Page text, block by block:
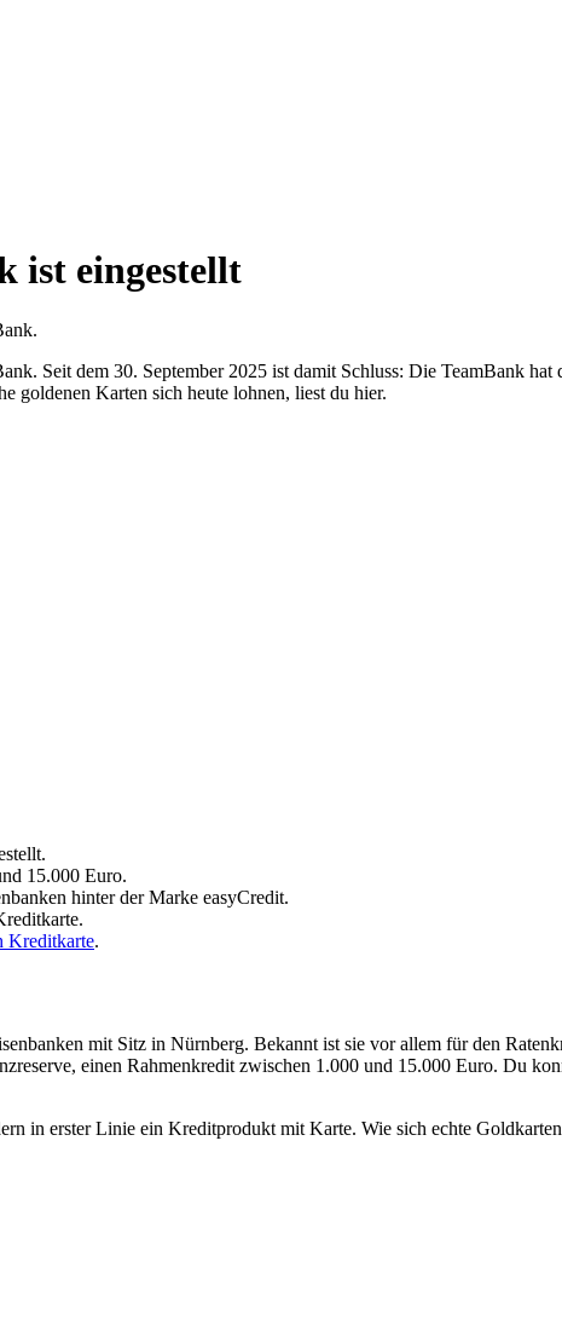
ist eingestellt
Seit dem 30. September 2025 ist damit Schluss: Die TeamBank hat
goldenen Karten sich heute lohnen, liest du hier.
15.000 Euro.
hinter der Marke easyCredit.
Kreditkarte.
mit Sitz in Nürnberg. Bekannt ist sie vor allem für den
einen Rahmenkredit zwischen 1.000 und 15.000 Euro. Du
in erster Linie ein Kreditprodukt mit Karte. Wie sich echte